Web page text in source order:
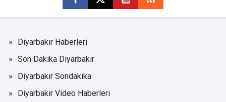
Diyarbakır Haberleri
Son Dakika Diyarbakır
Diyarbakır Sondakika
Diyarbakır Video Haberleri